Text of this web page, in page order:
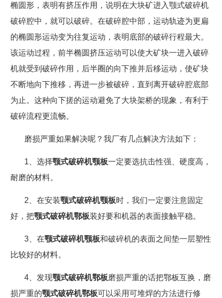
椭圆形，表明有挤压作用，说明在大块矿进入颚式破碎机
破碎腔中，就可以破碎。在破碎腔中部，运动轨迹为更扁
的椭圆形运动变为往复运动，表明底部的破碎行程最大。
该运动过程，前半椭圆挤压运动可以使大矿块一进入破碎
机就受到破碎作用，后半圈的向下推并后移运动，使矿块
不断地向下推移，再进一步被破碎，直到离开破碎腔底部
为止。这种向下搓的运动避免了大块架桥的现象，有利于
破碎流程更流畅。
磨损严重如果解决呢？我厂有几点解决方法如下：
1、选择颚式破碎机颚板一定要选抗击性强、硬度高，
耐磨的材料。
2、在安装颚式破碎机颚板时，我们一定要注意固定
好，把颚式破碎机鄂板装好要和机器的表面接触平稳。
3、在颚式破碎机颚板和破碎机的表面之间垫一层塑性
比较好的材料。
4、发现颚式破碎机鄂板磨损严重的话把鄂板互换，磨
损严重的颚式破碎机鄂板可以采用可堆焊的方法进行修